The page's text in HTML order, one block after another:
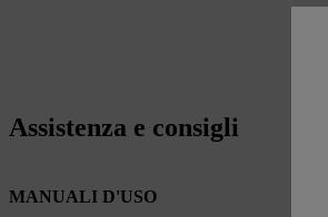
Assistenza e consigli
MANUALI D'USO